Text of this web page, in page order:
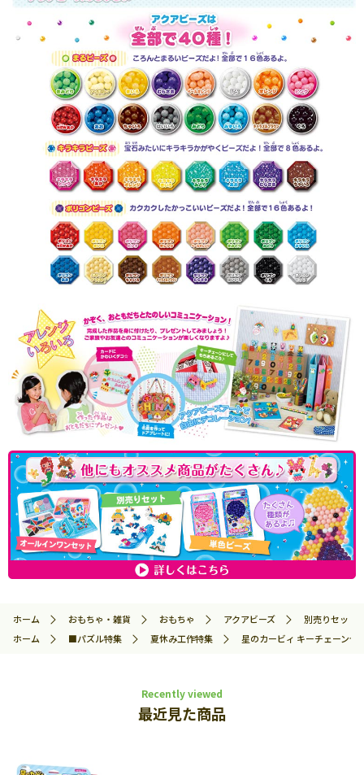
ホーム おもちゃ・雑貨 おもちゃ アクアビーズ
別売りセット
ホーム
■パズル特集 夏休み工作特集 星のカービィ キーチェーン
Recently viewed
最近見た商品